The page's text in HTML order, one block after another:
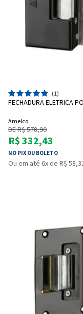
(1)
FECHADURA ELETRICA
Amelco
DE R$ 578,90
R$ 332,43
NO PIX OU BOLETO
Ou em até 6x de R$